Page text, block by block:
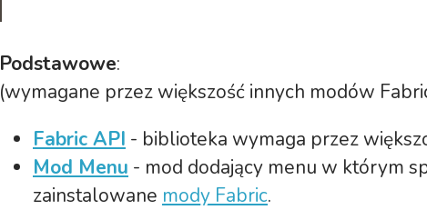
Podstawowe:
(wymagane przez większość innych modów
Fabric API - biblioteka wymaga przez
Mod Menu - mod dodający menu w którym
zainstalowane mody Fabric.